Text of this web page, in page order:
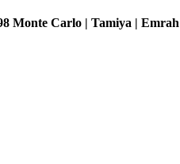
Monte Carlo | Tamiya | Emrah